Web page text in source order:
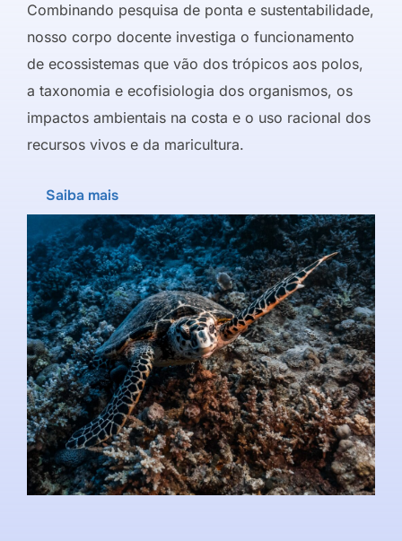
Combinando pesquisa de ponta e sustentabilidade,
nosso corpo docente investiga o funcionamento
de ecossistemas que vão dos trópicos aos polos,
a taxonomia e ecofisiologia dos organismos, os
impactos ambientais na costa e o uso racional dos
recursos vivos e da maricultura.
Saiba mais